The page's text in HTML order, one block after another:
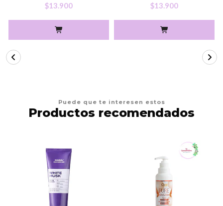
$13.900
$13.900
Puede que te interesen estos
Productos recomendados